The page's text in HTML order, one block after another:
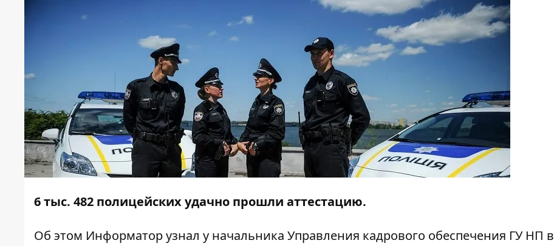
6 тыс. 482 полицейских удачно прошли аттестацию.
Об этом Информаторузнал у начальника Управления кадрового обеспечения ГУ НП в